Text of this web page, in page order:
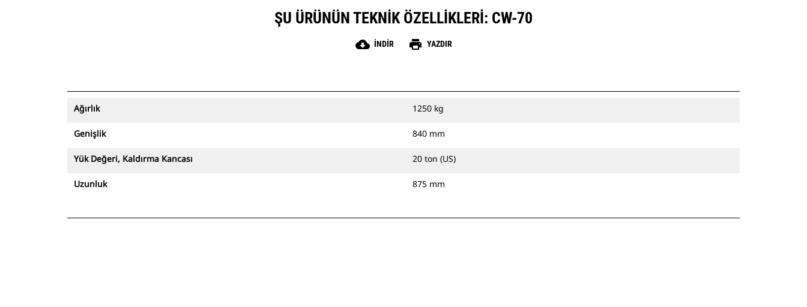
ŞU ÜRÜNÜN TEKNIK ÖZELLIKLERI: CW-70
cloud_download İNDIR print YAZDIR
Ağırlık 1250 kg
Genişlik 840 mm
Yük Değeri, Kaldırma Kancası 20 ton (US)
Uzunluk 875 mm